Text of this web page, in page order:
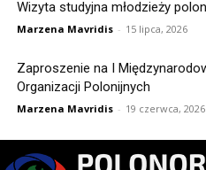
Wizyta studyjna młodzieży
Marzena Mavridis - 15 lipca, 2026
Zaproszenie na I
Organizacji Polonijnych
Marzena Mavridis - 19 czerwca, 2026